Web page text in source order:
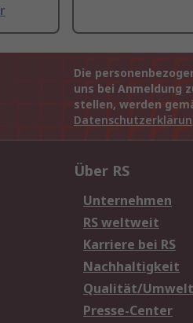
Die
uns bei Anmeldung
stellen, werden
Über RS
Unternehmen
RS weltweit
Karriere bei RS
Nachhaltigkeit
Qualität/
Presse-Center